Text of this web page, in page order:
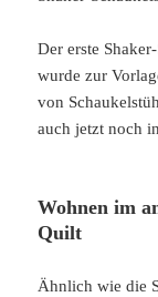
Der erste
wurde zur
von
auch jetzt noch
Wohnen im
Quilt
Ähnlich wie die